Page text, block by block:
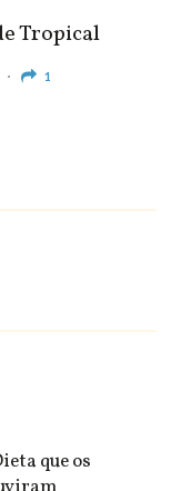
Tropical
1
que os